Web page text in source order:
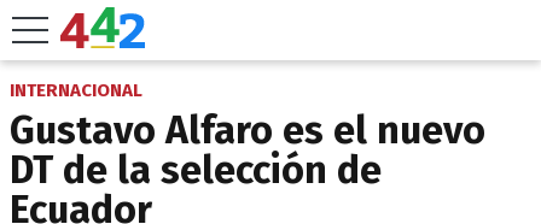
INTERNACIONAL
Gustavo Alfaro es el nuevo
DT de la selección de
Ecuador